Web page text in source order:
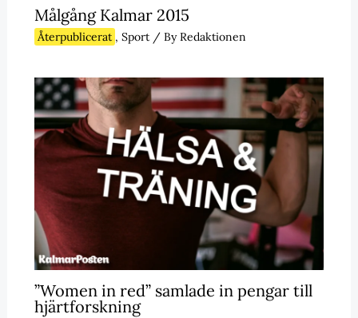
Målgång Kalmar 2015
Återpublicerat , Sport/ ByRedaktionen
”Women in red” samlade in pengar till
hjärtforskning